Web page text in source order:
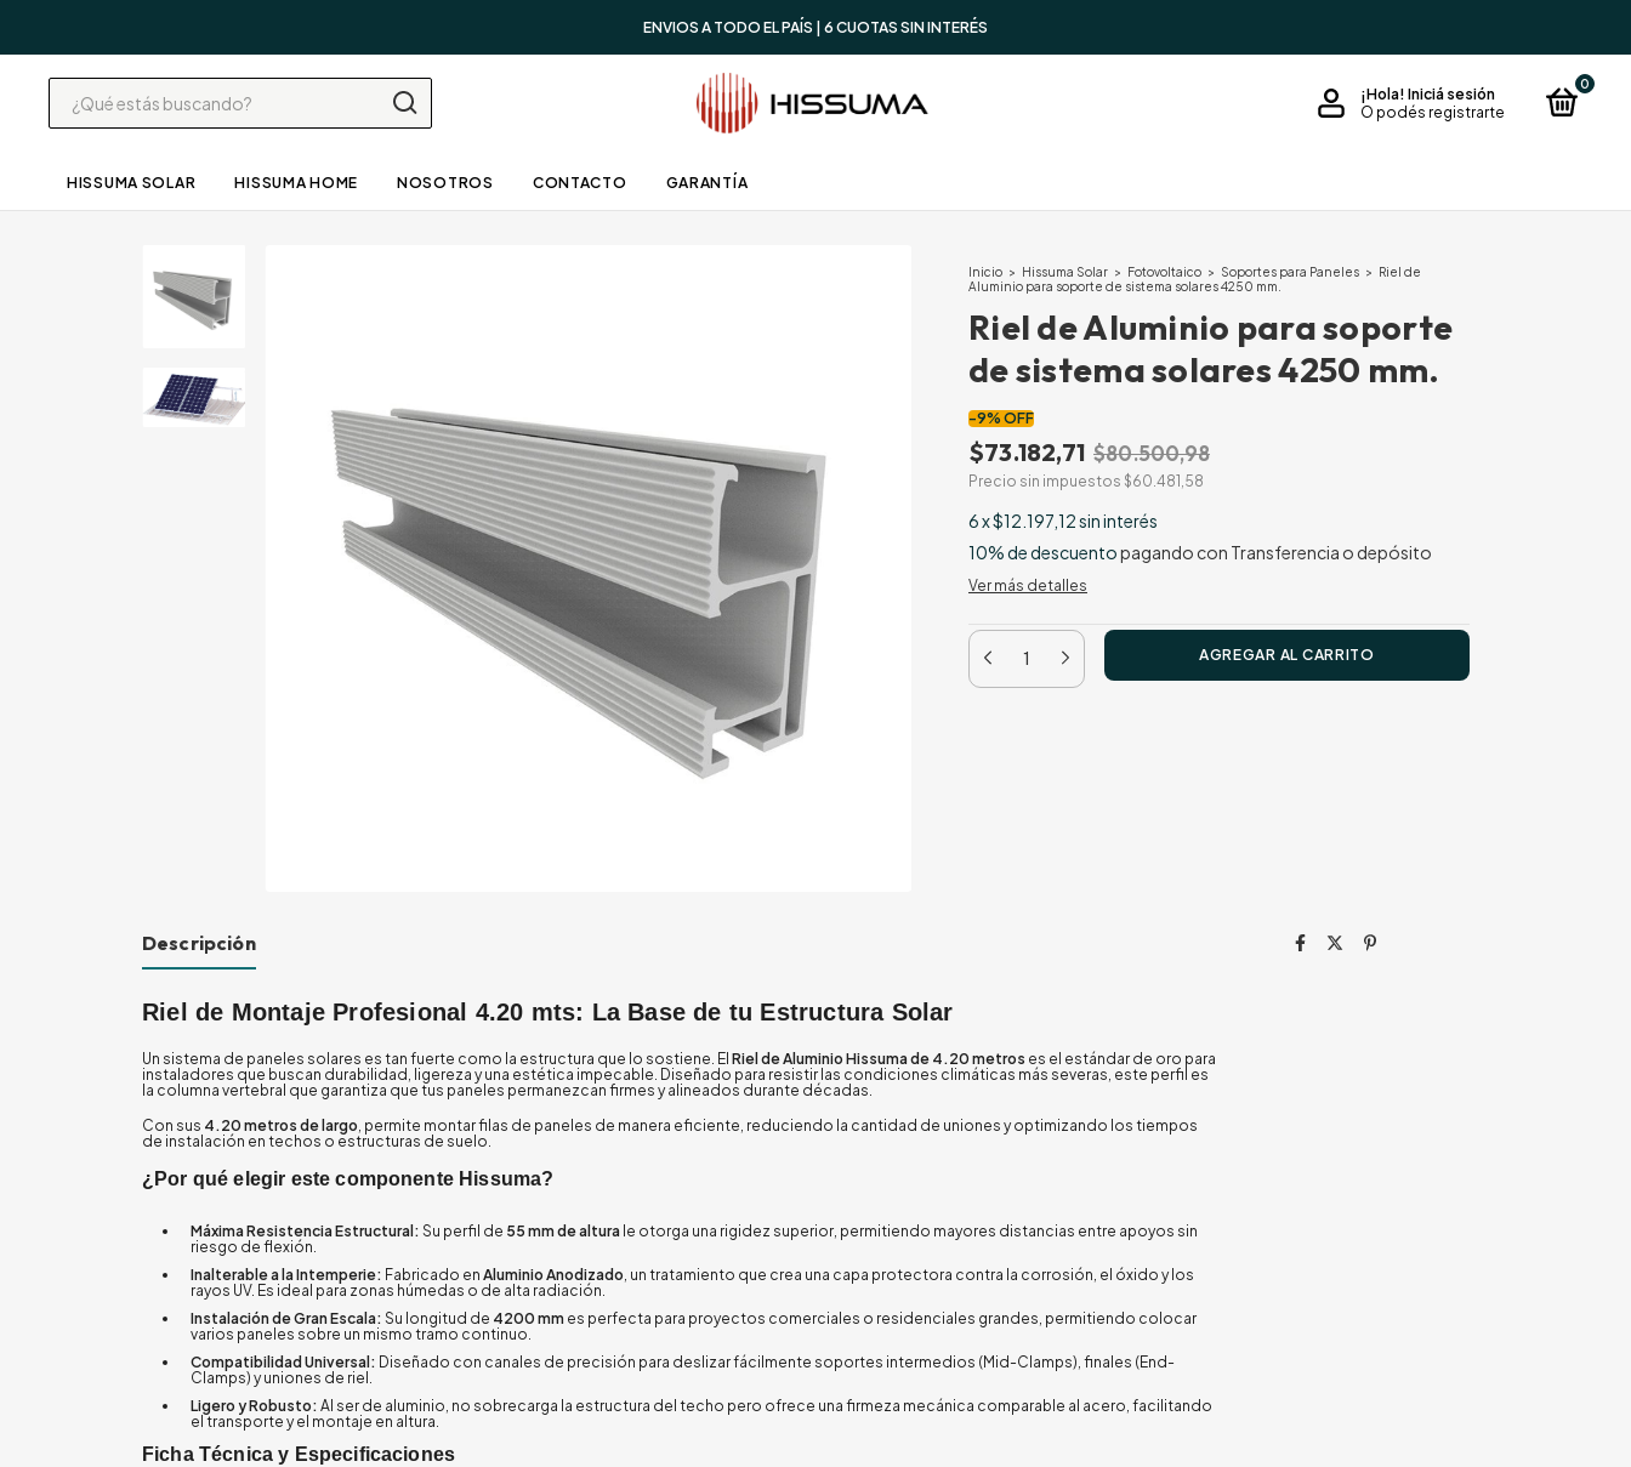
ENVIOS A TODO EL PAÍS | 6 CUOTAS SIN INTERÉS
¡Hola! Iniciá sesión
O podés registrarte
0
HISSUMA SOLAR HISSUMA HOME NOSOTROS CONTACTO GARANTÍA
Inicio > Hissuma Solar > Fotovoltaico > Soportes para Paneles > Riel de
Aluminio para soporte de sistema solares 4250 mm.
Riel de Aluminio para soporte
de sistema solares 4250 mm.
-9% OFF
$73.182,71 $80.500,98
Precio sin impuestos $60.481,58
6x$12.197,12sin interés
10% de descuentopagando con Transferencia o depósito
Ver más detalles
Descripción
Riel de Montaje Profesional 4.20 mts: La Base de tu Estructura Solar
Un sistema de paneles solares es tan fuerte como la estructura que lo sostiene. El Riel de Aluminio Hissuma de 4.20 metros es el estándar de oro para
instaladores que buscan durabilidad, ligereza y una estética impecable. Diseñado para resistir las condiciones climáticas más severas, este perfil es
la columna vertebral que garantiza que tus paneles permanezcan firmes y alineados durante décadas.
Con sus 4.20 metros de largo, permite montar filas de paneles de manera eficiente, reduciendo la cantidad de uniones y optimizando los tiempos
de instalación en techos o estructuras de suelo.
¿Por qué elegir este componente Hissuma?
Máxima Resistencia Estructural: Su perfil de 55 mm de altura le otorga una rigidez superior, permitiendo mayores distancias entre apoyos sin
riesgo de flexión.
Inalterable a la Intemperie: Fabricado en Aluminio Anodizado , un tratamiento que crea una capa protectora contra la corrosión, el óxido y los
rayos UV. Es ideal para zonas húmedas o de alta radiación.
Instalación de Gran Escala: Su longitud de 4200 mm es perfecta para proyectos comerciales o residenciales grandes, permitiendo colocar
varios paneles sobre un mismo tramo continuo.
Compatibilidad Universal: Diseñado con canales de precisión para deslizar fácilmente soportes intermedios (Mid-Clamps), finales (End-
Clamps) y uniones de riel.
Ligero y Robusto: Al ser de aluminio, no sobrecarga la estructura del techo pero ofrece una firmeza mecánica comparable al acero, facilitando
el transporte y el montaje en altura.
Ficha Técnica y Especificaciones